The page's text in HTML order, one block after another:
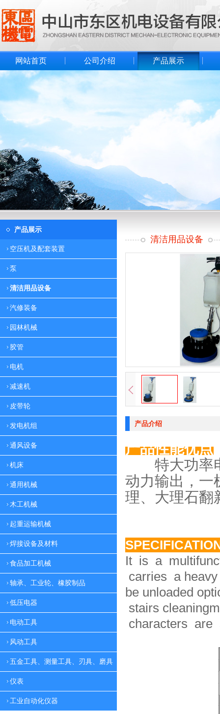
网站首页 公司介绍 产品展示
产品展示
空压机及配套装置
泵
清洁用品设备
汽修装备
园林机械
胶管
电机
减速机
皮带轮
发电机组
通风设备
机床
通用机械
木工机械
起重运输机械
焊接设备及材料
食品加工机械
轴承、工业轮、橡胶制品
低压电器
电动工具
风动工具
五金工具、测量工具、刃具、磨具
仪表
工业自动化仪器
清洁用品设备
产品介绍
产品性能优点
特大功率电
动力输出，一
理、大理石翻
It is a
carries a
be unloaded
stairs
characters